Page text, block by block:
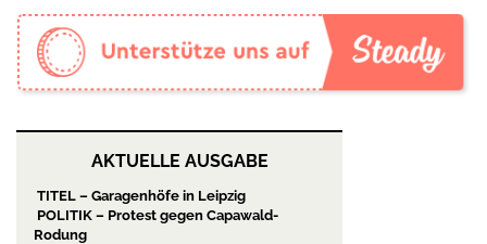
AKTUELLE AUSGABE
TITEL – Garagenhöfe in Leipzig
POLITIK – Protest gegen Capawald-
Rodung